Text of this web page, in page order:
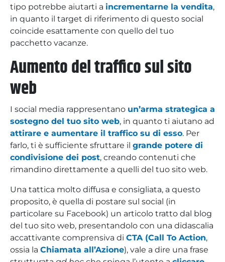
tipo potrebbe aiutarti a incrementarne la vendita,
in quanto il target di riferimento di questo social
coincide esattamente con quello del tuo
pacchetto vacanze.
Aumento del traffico sul sito
web
I social media rappresentano un’arma strategica a
sostegno del tuo sito web, in quanto ti aiutano ad
attirare e aumentare il traffico su di esso. Per
farlo, ti è sufficiente sfruttare il grande potere di
condivisione dei post, creando contenuti che
rimandino direttamente a quelli del tuo sito web.
Una tattica molto diffusa e consigliata, a questo
proposito, è quella di postare sul social (in
particolare su Facebook) un articolo tratto dal blog
del tuo sito web, presentandolo con una didascalia
accattivante comprensiva di CTA (Call To Action,
ossia la Chiamata all’Azione), vale a dire una frase